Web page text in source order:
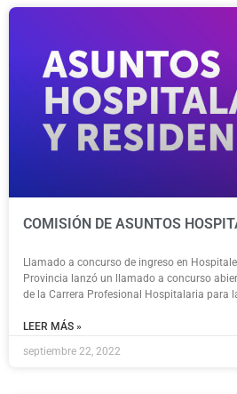
COMISIÓN DE ASUNTOS
Llamado a concurso de ingreso en
Provincia lanzó un llamado a concurso
de la Carrera Profesional Hospitalaria para
LEER MÁS »
septiembre 22, 2022